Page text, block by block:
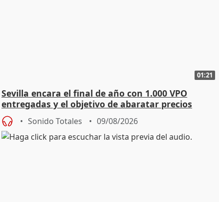
01:21
Sevilla encara el final de año con 1.000 VPO
entregadas y el objetivo de abaratar precios
Sonido Totales 09/08/2026